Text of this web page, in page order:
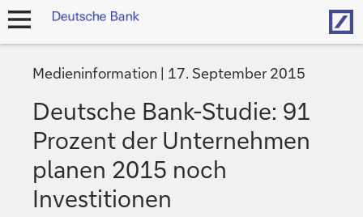
Navigation
Medieninformation 17. September 2015
Deutsche Bank-Studie: 91
Prozent der Unternehmen
planen 2015 noch
Investitionen